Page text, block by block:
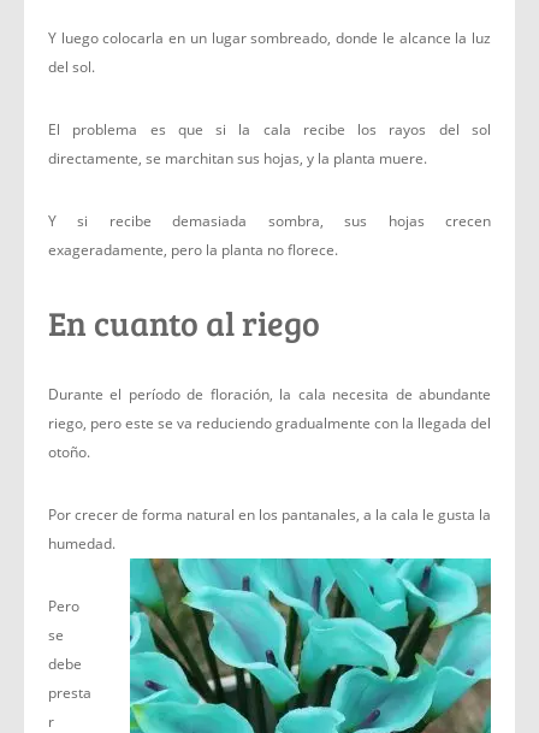
Y luego colocarla en un lugar sombreado, donde le alcance la luz
del sol.
El problema es que si la cala recibe los rayos del sol
directamente, se marchitan sus hojas, y la planta muere.
Y si recibe demasiada sombra, sus hojas crecen
exageradamente, pero la planta no florece.
En cuanto al riego
Durante el período de floración, la cala necesita de abundante
riego, pero este se va reduciendo gradualmente con la llegada del
otoño.
Por crecer de forma natural en los pantanales, a la cala le gusta la
humedad.
Pero
se
debe
presta
r